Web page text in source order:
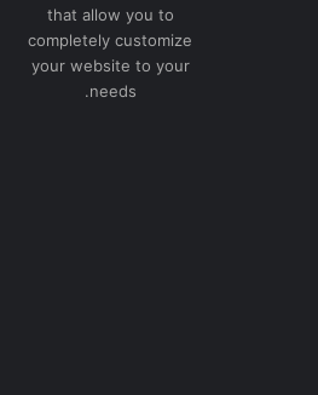
that allow you to
completely customize
your website to your
needs.